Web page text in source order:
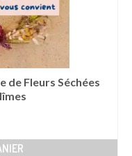
de Fleurs Séchées